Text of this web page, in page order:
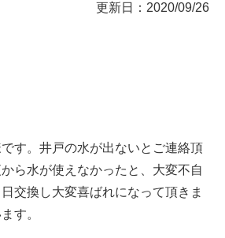
更新日：2020/09/26
す。井戸の水が出ないとご連絡頂
ら水が使えなかったと、大変不自
交換し大変喜ばれになって頂きま
す。